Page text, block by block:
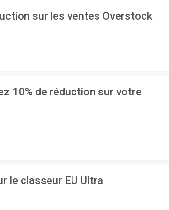
sur les ventes Overstock
10% de réduction sur votre
le classeur EU Ultra